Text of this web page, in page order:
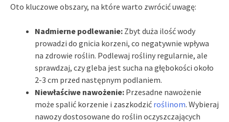
Oto kluczowe obszary, na które warto zwrócić uwagę:
Nadmierne podlewanie: Zbyt duża ilość wody
prowadzi do gnicia korzeni, co negatywnie wpływa
na zdrowie roślin. Podlewaj rośliny regularnie, ale
sprawdzaj, czy gleba jest sucha na głębokości około
2-3 cm przed następnym podlaniem.
Niewłaściwe nawożenie: Przesadne nawożenie
może spalić korzenie i zaszkodzić roślinom. Wybieraj
nawozy dostosowane do roślin oczyszczających